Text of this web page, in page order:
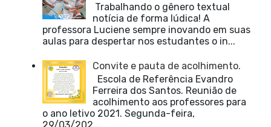
Trabalhando o gênero textual
notícia de forma lúdica! A
professora Luciene sempre inovando em suas
aulas para despertar nos estudantes o in...
Convite e pauta de acolhimento.
Escola de Referência Evandro
Ferreira dos Santos. Reunião de
acolhimento aos professores para
o ano letivo 2021. Segunda-feira,